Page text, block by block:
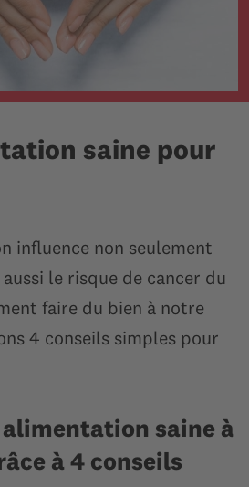
saine pour
influence non seulement
le risque de cancer du
faire du bien à notre
4 conseils simples pour
saine à
à 4 conseils